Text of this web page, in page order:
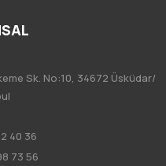
Sk. No:10, 34672 Üsküdar/
40 36
73 56